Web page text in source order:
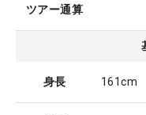
ツアー通算
身長 161cm